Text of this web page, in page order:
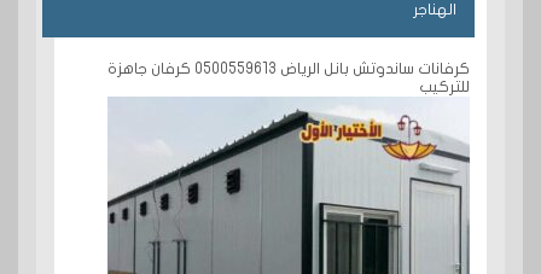
الهناجر
كرفانات ساندوتش بانل الرياض 0500559613 كرفان جاهزة
للتركيب